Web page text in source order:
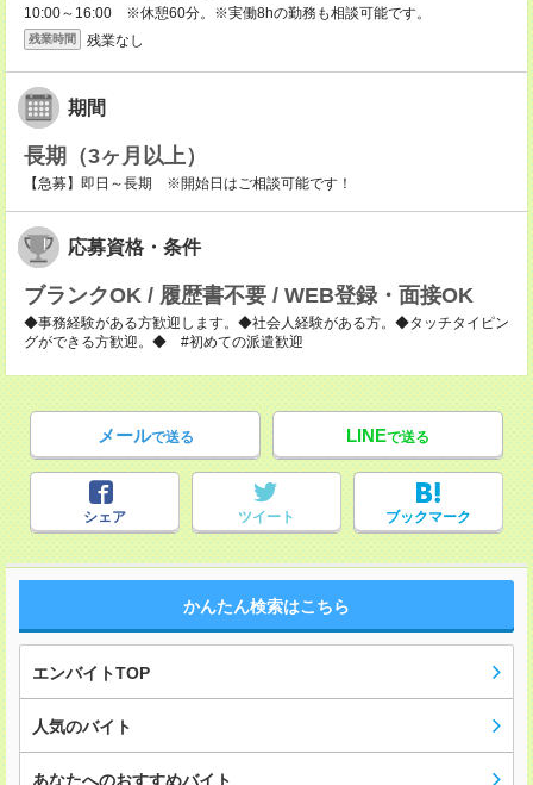
10:00～16:00 ※休憩60分。※実働8hの勤務も相談可能です。
残業時間 残業なし
期間
長期（3ヶ月以上）
【急募】即日～長期 ※開始日はご相談可能です！
応募資格・条件
ブランクOK / 履歴書不要 / WEB登録・面接OK
◆事務経験がある方歓迎します。◆社会人経験がある方。◆タッチタイピン
グができる方歓迎。◆ #初めての派遣歓迎
メールで送る LINEで送る
シェア ツイート ブックマーク
かんたん検索はこちら
エンバイトTOP
人気のバイト
あなたへのおすすめバイト